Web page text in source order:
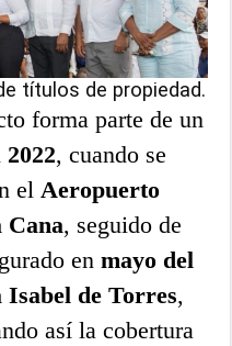
títulos de propiedad.
forma parte de un
2022, cuando se
el Aeropuerto
Cana, seguido de
enmayo del
Isabel de Torres,
así la cobertura